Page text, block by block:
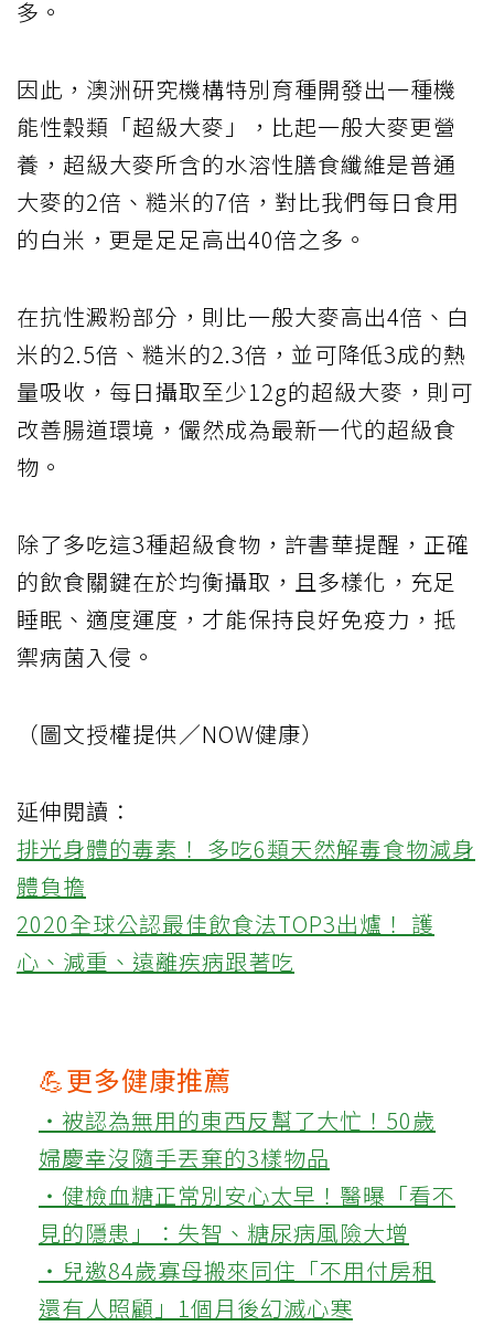
多。
因此，澳洲研究機構特別育種開發出一種機
能性穀類「超級大麥」，比起一般大麥更營
養，超級大麥所含的水溶性膳食纖維是普通
大麥的2倍、糙米的7倍，對比我們每日食用
的白米，更是足足高出40倍之多。
在抗性澱粉部分，則比一般大麥高出4倍、白
米的2.5倍、糙米的2.3倍，並可降低3成的熱
量吸收，每日攝取至少12g的超級大麥，則可
改善腸道環境，儼然成為最新一代的超級食
物。
除了多吃這3種超級食物，許書華提醒，正確
的飲食關鍵在於均衡攝取，且多樣化，充足
睡眠、適度運度，才能保持良好免疫力，抵
禦病菌入侵。
（圖文授權提供／NOW健康）
延伸閱讀：
排光身體的毒素！ 多吃6類天然解毒食物減身
體負擔
2020全球公認最佳飲食法TOP3出爐！ 護
心、減重、遠離疾病跟著吃
💪更多健康推薦
‧被認為無用的東西反幫了大忙！50歲
婦慶幸沒隨手丟棄的3樣物品
‧健檢血糖正常別安心太早！醫曝「看不
見的隱患」：失智、糖尿病風險大增
‧兒邀84歲寡母搬來同住「不用付房租
還有人照顧」1個月後幻滅心寒